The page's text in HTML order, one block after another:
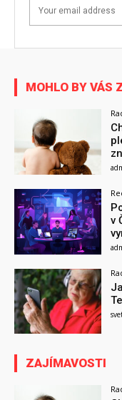
MOHLO BY VÁS
v
ZAJÍMAVOSTI